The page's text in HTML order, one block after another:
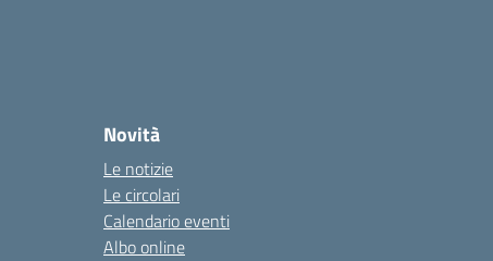
Novità
Le notizie
Le circolari
Calendario eventi
Albo online